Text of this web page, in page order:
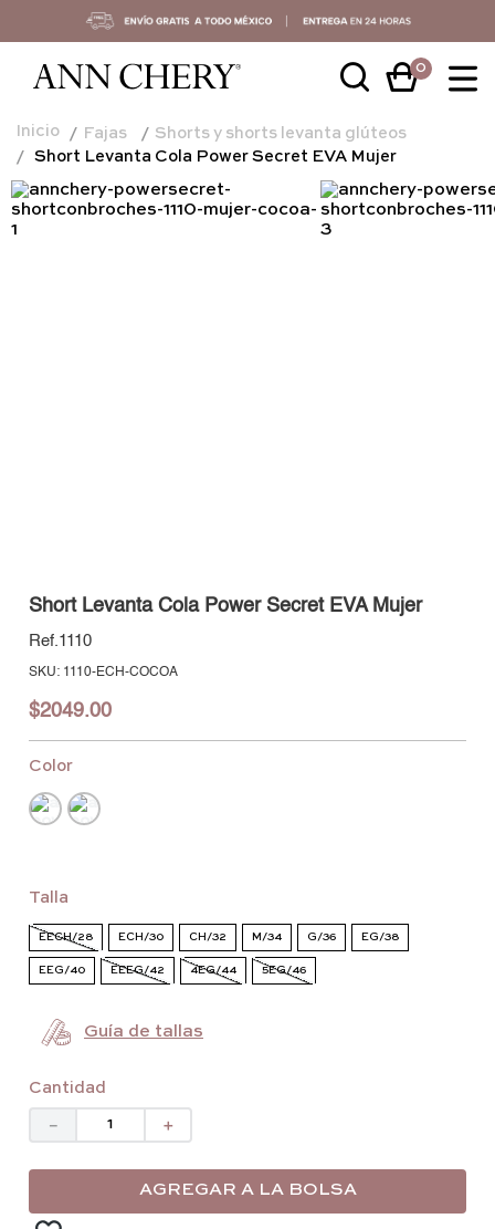
0
Fajas
Shorts y shorts levanta glúteos
Short Levanta Cola Power Secret EVA Mujer
Short Levanta Cola Power Secret EVA Mujer
1110
: 1110-ECH-COCOA
$2049.00
Color
Talla
EECH/28 ECH/30 CH/32 M/34 G/36 EG/38
EEG/40 EEEG/42 4EG/44 5EG/46
Guía de tallas
Cantidad
＋
－
AGREGAR A LA BOLSA